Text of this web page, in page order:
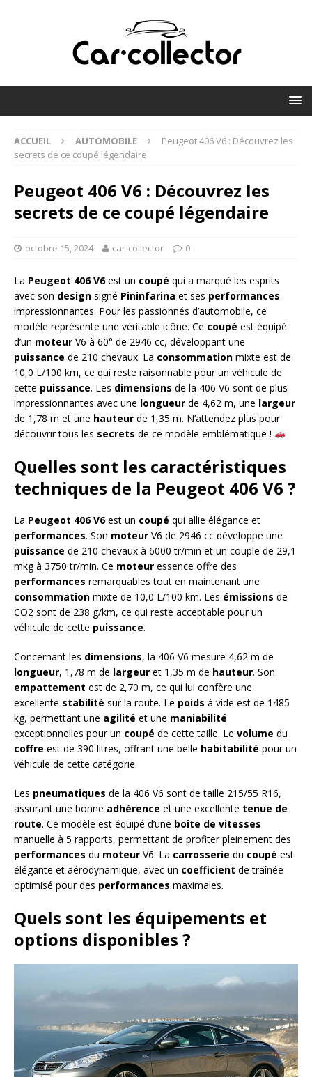
ACCUEIL AUTOMOBILE
Peugeot 406 V6 : Découvrez les
secrets de ce coupé légendaire
Peugeot 406 V6 : Découvrez les
secrets de ce coupé légendaire
octobre 15, 2024 car-collector 0
La Peugeot 406 V6est un coupé qui a marqué les esprits
avec son design signé Pininfarina et ses performances
impressionnantes. Pour les passionnés d’automobile, ce
modèle représente une véritable icône. Ce coupé est équipé
d’un moteur V6 à 60° de 2946 cc, développant une
puissance de 210 chevaux. La consommation mixte est de
10,0 L/100 km, ce qui reste raisonnable pour un véhicule de
cette puissance. Les dimensions de la 406 V6 sont de plus
impressionnantes avec une longueur de 4,62 m, une largeur
de 1,78 m et une hauteur de 1,35 m. N’attendez plus pour
découvrir tous les secrets de ce modèle emblématique !
Quelles sont les caractéristiques
techniques de la Peugeot 406 V6 ?
La Peugeot 406 V6est un coupé qui allie élégance et
performances. Son moteur V6 de 2946 cc développe une
puissance de 210 chevaux à 6000 tr/min et un couple de 29,1
mkg à 3750 tr/min. Ce moteur essence offre des
performances remarquables tout en maintenant une
consommation mixte de 10,0 L/100 km. Les émissions de
CO2 sont de 238 g/km, ce qui reste acceptable pour un
véhicule de cette puissance.
Concernant les dimensions, la 406 V6 mesure 4,62 m de
longueur, 1,78 m de largeur et 1,35 m de hauteur. Son
empattement est de 2,70 m, ce qui lui confère une
excellente stabilité sur la route. Le poids à vide est de 1485
kg, permettant une agilité et une maniabilité
exceptionnelles pour un coupé de cette taille. Le volume du
coffre est de 390 litres, offrant une belle habitabilité pour un
véhicule de cette catégorie.
Les pneumatiques de la 406 V6 sont de taille 215/55 R16,
assurant une bonne adhérence et une excellente tenue de
route. Ce modèle est équipé d’une boîte de vitesses
manuelle à 5 rapports, permettant de profiter pleinement des
performances du moteur V6. La carrosserie du coupé est
élégante et aérodynamique, avec un coefficient de traînée
optimisé pour des performances maximales.
Quels sont les équipements et
options disponibles ?